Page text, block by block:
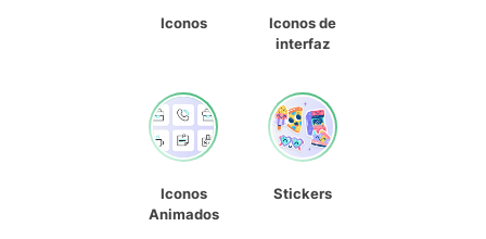
Iconos
Iconos de
interfaz
Iconos
Animados
Stickers